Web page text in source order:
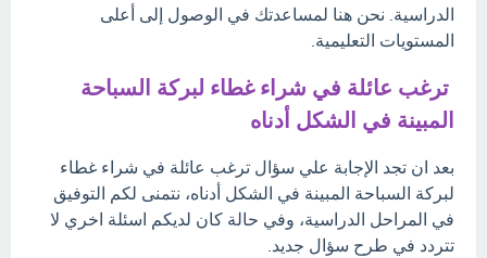
الدراسية. نحن هنا لمساعدتك في الوصول إلى أعلى
المستويات التعليمية.
ترغب عائلة في شراء غطاء لبركة السباحة
المبينة في الشكل أدناه
بعد ان تجد الإجابة علي سؤال ترغب عائلة في شراء غطاء
لبركة السباحة المبينة في الشكل أدناه، نتمنى لكم التوفيق
في المراحل الدراسية، وفي حالة كان لديكم اسئلة اخري لا
تتردد في طرح سؤال جديد.